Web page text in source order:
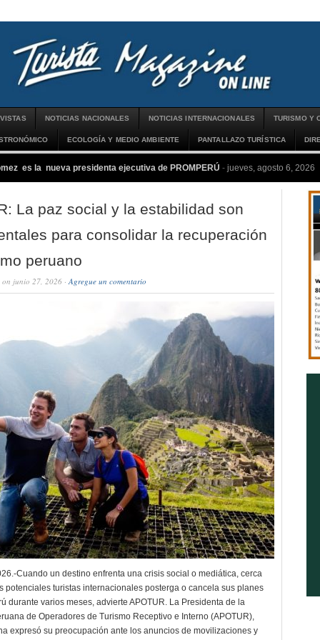
NOTICIAS NACIONALES NOTICIAS INTERNACIONALES TURISMO Y
ECOLOGÍA Y MEDIO AMBIENTE PANTALLAZO TURÍSTICA
es la nueva presidenta ejecutiva de PROMPERÚ - jueves, agosto 6, 2026
La paz social y la estabilidad son
para consolidar la recuperación
peruano
on junio 27, 2026 ·Agregue un comentario
Cuando un destino enfrenta una crisis social o mediática, cerca
potenciales turistas internacionales posterga o cancela sus planes
durante varios meses, advierte APOTUR. La Presidenta de la
de Operadores de Turismo Receptivo e Interno (APOTUR),
expresó su preocupación ante los anuncios de movilizaciones y